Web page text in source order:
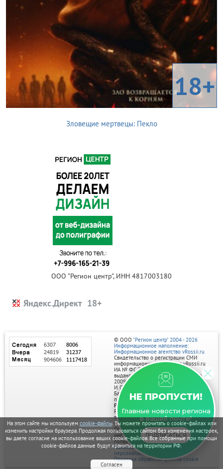
На этом сайте мы используем cookie-файлы. Вы можете прочитать о cookie-файлах или
изменить настройки браузера. Продолжая пользоваться сайтом без изменения настроек,
вы даете согласие на использование ваших cookie-файлов. Все собранные при помощи
cookie-файлов данные будут храниться на территории РФ.
Согласен
18+
Зловещие мертвецы: Пекло
ООО "Регион центр", ИНН 4817003180
Яндекс.Директ
НЕ ПРОПУСТИ!
Главные новости региона
в вашей почте!
ПОДПИСАТЬСЯ
© ООО "Регион центр" 2004 - 2026
Информационное наполнение:
Информационное агентство vRossii.ru
Свидетельство о регистрации СМИ
информационного агентства vRossii.ru
ИА № ФС 77‑35502
выдано РОСКОМНАДЗОРом 04 марта
2009г.
И. О. Главного редактора Нарыков А. Н.
Баннеры на портале размещаются на
правах рекламы.
Реклама на портале:
Рекламное агентство "Умный маркетинг"
тел. 7-910-267-70-40,
email: umnyy.marketing@yandex.ru
Отдельные публикации могут содержать
информацию, не предназначенную для
пользователей до 18 лет.
Политика в отношении обработки
персональных данных
Политика обработки файлов cookie